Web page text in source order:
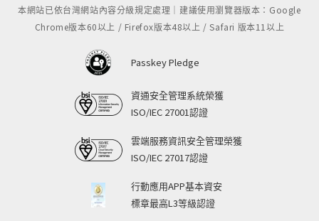
本網站已依台灣網站內容分級規定處理｜建議使用瀏覽器版本：Google
Chrome版本60以上 / Firefox版本48以上 / Safari 版本11以上
Passkey Pledge
資通安全管理系統榮獲
ISO/IEC 27001認證
雲端服務資訊安全管理榮獲
ISO/IEC 27017認證
行動應用APP基本資安
標章最高L3等級認證